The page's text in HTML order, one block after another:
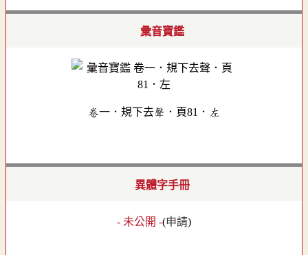
彙音寶鑑
卷一．規下去聲．頁81．左
異體字手冊
- 未公開 -(申請)